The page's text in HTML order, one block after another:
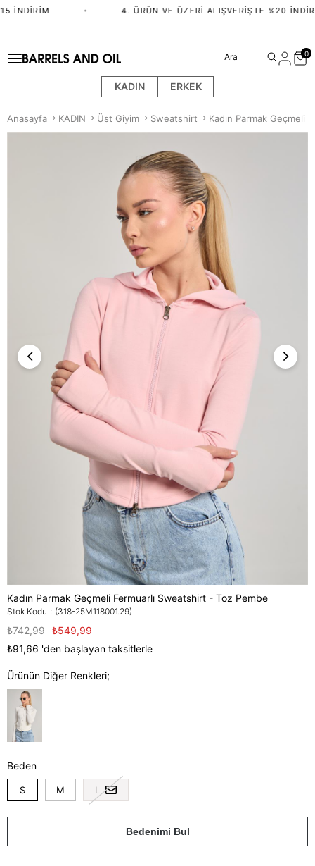
İNDIRIM 4. ÜRÜN VE ÜZERI ALIŞVERIŞTE %20
KADIN ERKEK
Ara 0
Anasayfa KADIN Üst Giyim Sweatshirt
Kadın Parmak Geçmeli Fermuarlı Sweatshirt - Toz Pembe
Stok Kodu (318-25M118001.29)
₺742,99 ₺549,99
₺91,66 'den başlayan taksitlerle
Ürünün Diğer Renkleri;
Beden
S M L
Bedenimi Bul